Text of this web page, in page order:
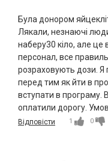
Була донором
Лякали, незнаючі
наберу30 кіло, але це
персонал, все
розраховують дози. Я
перед тим як йти в
вступати в програму.
оплатили дорогу.
Відповісти 1 0